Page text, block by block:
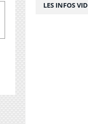
LES INFOS